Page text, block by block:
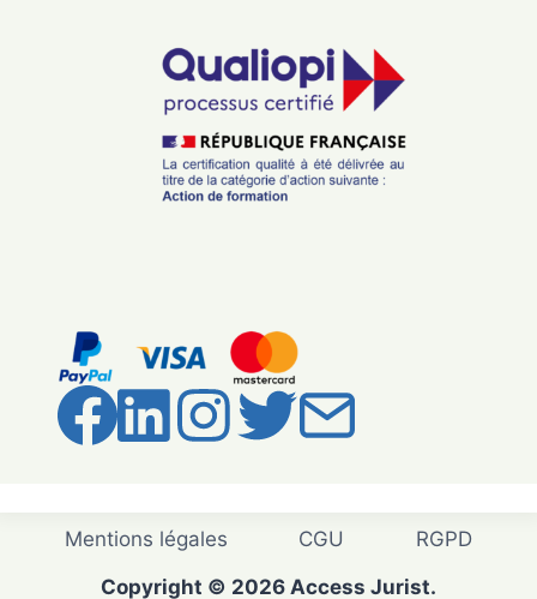
Mentions légales CGU RGPD
Copyright © 2026 Access Jurist.